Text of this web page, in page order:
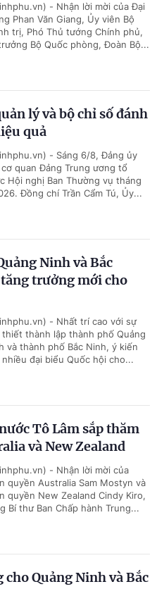
- Nhận lời mời của Đại
Phan Văn Giang, Ủy viên Bộ
trị, Phó Thủ tướng Chính phủ,
Bộ Quốc phòng, Đoàn Bộ...
lý và bộ chỉ số đánh
quả
- Sáng 6/8, Đảng ủy
cơ quan Đảng Trung ương tổ
Hội nghị Ban Thường vụ tháng
Đồng chí Trần Cẩm Tú, Ủy...
Ninh và Bắc
trưởng mới cho
- Nhất trí cao với sự
thiết thành lập thành phố Quảng
và thành phố Bắc Ninh, ý kiến
nhiều đại biểu Quốc hội cho...
Tô Lâm sắp thăm
và New Zealand
- Nhận lời mời của
quyền Australia Sam Mostyn và
quyền New Zealand Cindy Kiro,
Bí thư Ban Chấp hành Trung...
Quảng Ninh và Bắc